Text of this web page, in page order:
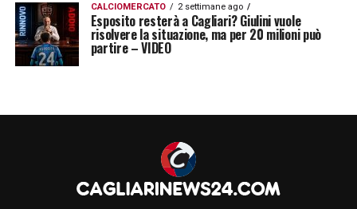
CALCIOMERCATO 2 settimane ago
Esposito resterà a Cagliari? Giulini vuole
risolvere la situazione, ma per 20 milioni può
partire – VIDEO